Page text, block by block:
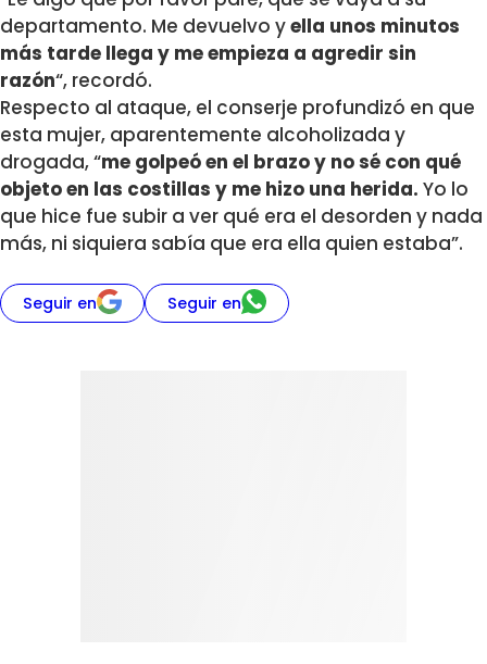
departamento. Me devuelvo yella unos minutos
más tarde llega y me empieza a agredir sin
razón“, recordó.
Respecto al ataque, el conserje profundizó en que
esta mujer, aparentemente alcoholizada y
drogada, “me golpeó en el brazo y no sé con qué
objeto en las costillas y me hizo una herida. Yo lo
que hice fue subir a ver qué era el desorden y nada
más, ni siquiera sabía que era ella quien estaba”.
Seguir en Seguir en